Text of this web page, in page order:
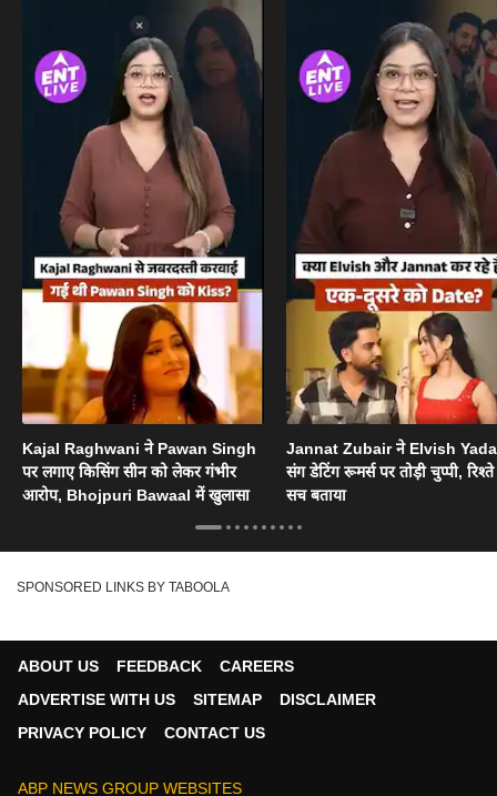
Kajal Raghwani ने Pawan Singh
पर लगाए किसिंग सीन को लेकर गंभीर
आरोप, Bhojpuri Bawaal में खुलासा
Jannat Zubair ने Elvish
संग डेटिंग रूमर्स पर तोड़ी चुप्पी,
सच बताया
SPONSORED LINKS BY TABOOLA
ABOUT US FEEDBACK
CAREERS
ADVERTISE WITH US
SITEMAP
DISCLAIMER
PRIVACY POLICY
CONTACT US
ABP NEWS GROUP WEBSITES